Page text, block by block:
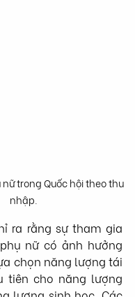
trong Quốc hội theo thu
nhập.
ra rằng sự tham gia
nữ có ảnh hưởng
chọn năng lượng tái
tiên cho năng lượng